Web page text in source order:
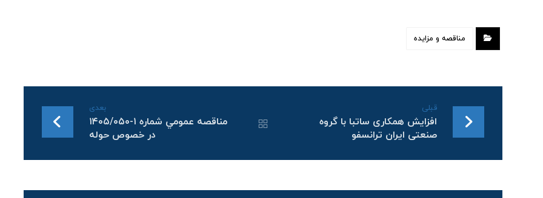
مناقصه و مزایده
قبلی
افزایش همکاری ساتبا با گروه
صنعتی ایران ترانسفو
بعدی
مناقصه عمومي شماره ۱-۱۴۰۵/۰۵۰
در خصوص حوله